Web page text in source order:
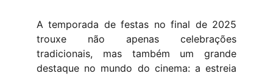
A temporada de festas no final de 2025
trouxe não apenas celebrações
tradicionais, mas também um grande
destaque no mundo do cinema: a estreia